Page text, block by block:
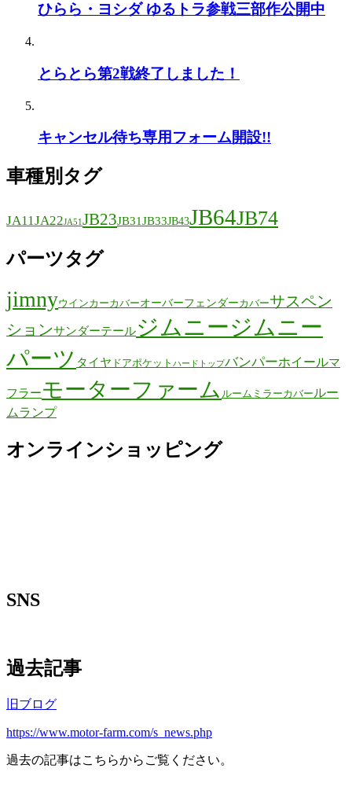
ひらら・ヨシダ ゆるトラ参戦三部作公開中
とらとら第2戦終了しました！
キャンセル待ち専用フォーム開設!!
車種別タグ
JA11JA22JA51 JB23JB31JB33JB43JB64JB74
パーツタグ
jimnyウインカーカバーオーバーフェンダーカバーサスペン
ションサンダーテールジムニージムニー
パーツ タイヤ ドアポケット ハードトップバンパーホイールマ
フラーモーターファーム ルームミラーカバー ルー
ムランプ
オンラインショッピング
SNS
過去記事
旧ブログ
https://www.motor-farm.com/s_news.php
過去の記事はこちらからご覧ください。